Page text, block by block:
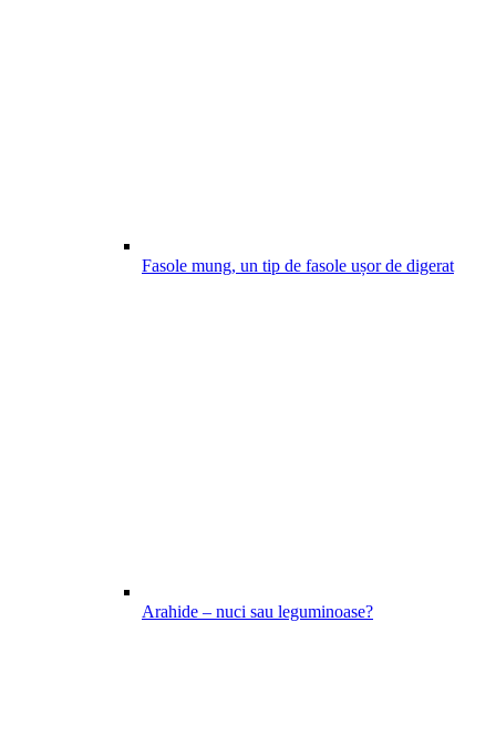
Fasole mung, un tip de fasole ușor de digerat
Arahide – nuci sau leguminoase?